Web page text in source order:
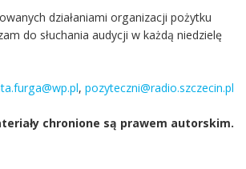
działaniami organizacji pożytku
do słuchania audycji w każdą niedzielę
,pozyteczni@radio.szczecin.pl
chronione są prawem autorskim.